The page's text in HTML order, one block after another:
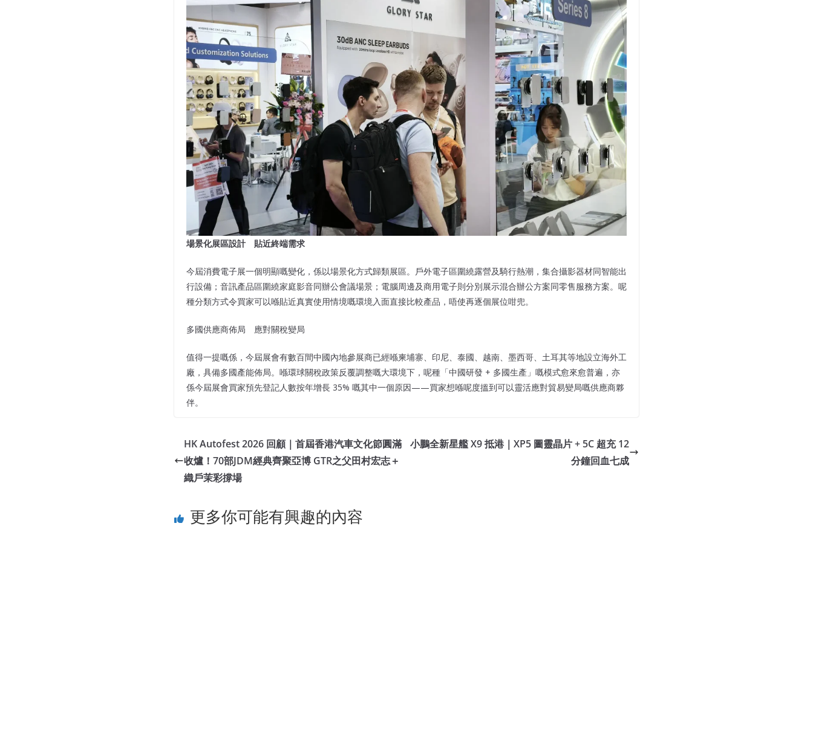
場景化展區設計 貼近終端需求
今屆消費電子展一個明顯嘅變化，係以場景化方式歸類展區。戶外電子區圍繞露營及騎行熱潮，集合攝影器材同智能出
行設備；音訊產品區圍繞家庭影音同辦公會議場景；電腦周邊及商用電子則分別展示混合辦公方案同零售服務方案。呢
種分類方式令買家可以喺貼近真實使用情境嘅環境入面直接比較產品，唔使再逐個展位咁兜。
多國供應商佈局 應對關稅變局
值得一提嘅係，今屆展會有數百間中國內地參展商已經喺柬埔寨、印尼、泰國、越南、墨西哥、土耳其等地設立海外工
廠，具備多國產能佈局。喺環球關稅政策反覆調整嘅大環境下，呢種「中國研發 + 多國生產」嘅模式愈來愈普遍，亦
係今屆展會買家預先登記人數按年增長 35% 嘅其中一個原因——買家想喺呢度搵到可以靈活應對貿易變局嘅供應商夥
伴。
HK Autofest 2026 回顧｜首屆香港汽車文化節圓滿
收爐！70部JDM經典齊聚亞博 GTR之父田村宏志＋
織戶茉彩撐場
小鵬全新星艦 X9 抵港｜XP5 圖靈晶片 + 5C 超充 12
分鐘回血七成
更多你可能有興趣的內容